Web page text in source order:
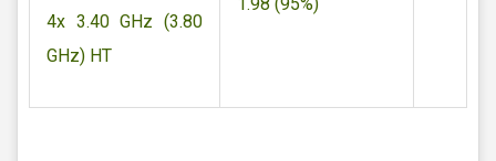
4x 3.40 GHz (3.80
GHz) HT